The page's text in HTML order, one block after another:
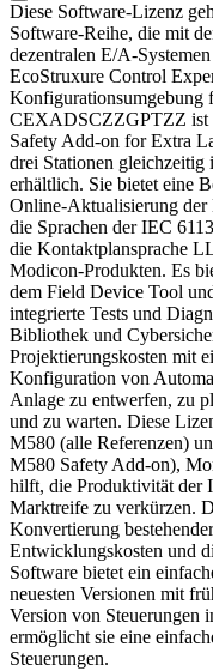
Diese Software-Lizenz
Software-Reihe, die mit
dezentralen E/A-
EcoStruxure Control
Konfigurationsumgebung
CEXADSCZZGPTZZ ist
Safety Add-on for Extra
drei Stationen gleichzeitig
erhältlich. Sie bietet eine
Online-Aktualisierung der
die Sprachen der IEC
die Kontaktplansprache
Modicon-Produkten. Es
dem Field Device Tool
integrierte Tests und
Bibliothek und
Projektierungskosten mit
Konfiguration von
Anlage zu entwerfen, zu
und zu warten. Diese
M580 (alle Referenzen)
M580 Safety Add-on),
hilft, die Produktivität der
Marktreife zu verkürzen.
Konvertierung
Entwicklungskosten und
Software bietet ein
neuesten Versionen mit
Version von Steuerungen
ermöglicht sie eine
Steuerungen.